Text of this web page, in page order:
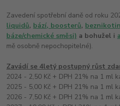
Zavedení spotřební daně od roku
liquidů, bází, boosterů,
báze/chemické směsi) a bohužel i
mě osobně nepochopitelné).
Zavádí se 4letý postupný růst
2024 - 2,50 Kč + DPH 21% na 1 ml
2025 - 5,00 Kč + DPH 21% na 1 ml
2026 - 7,50 Kč + DPH 21% na 1 ml